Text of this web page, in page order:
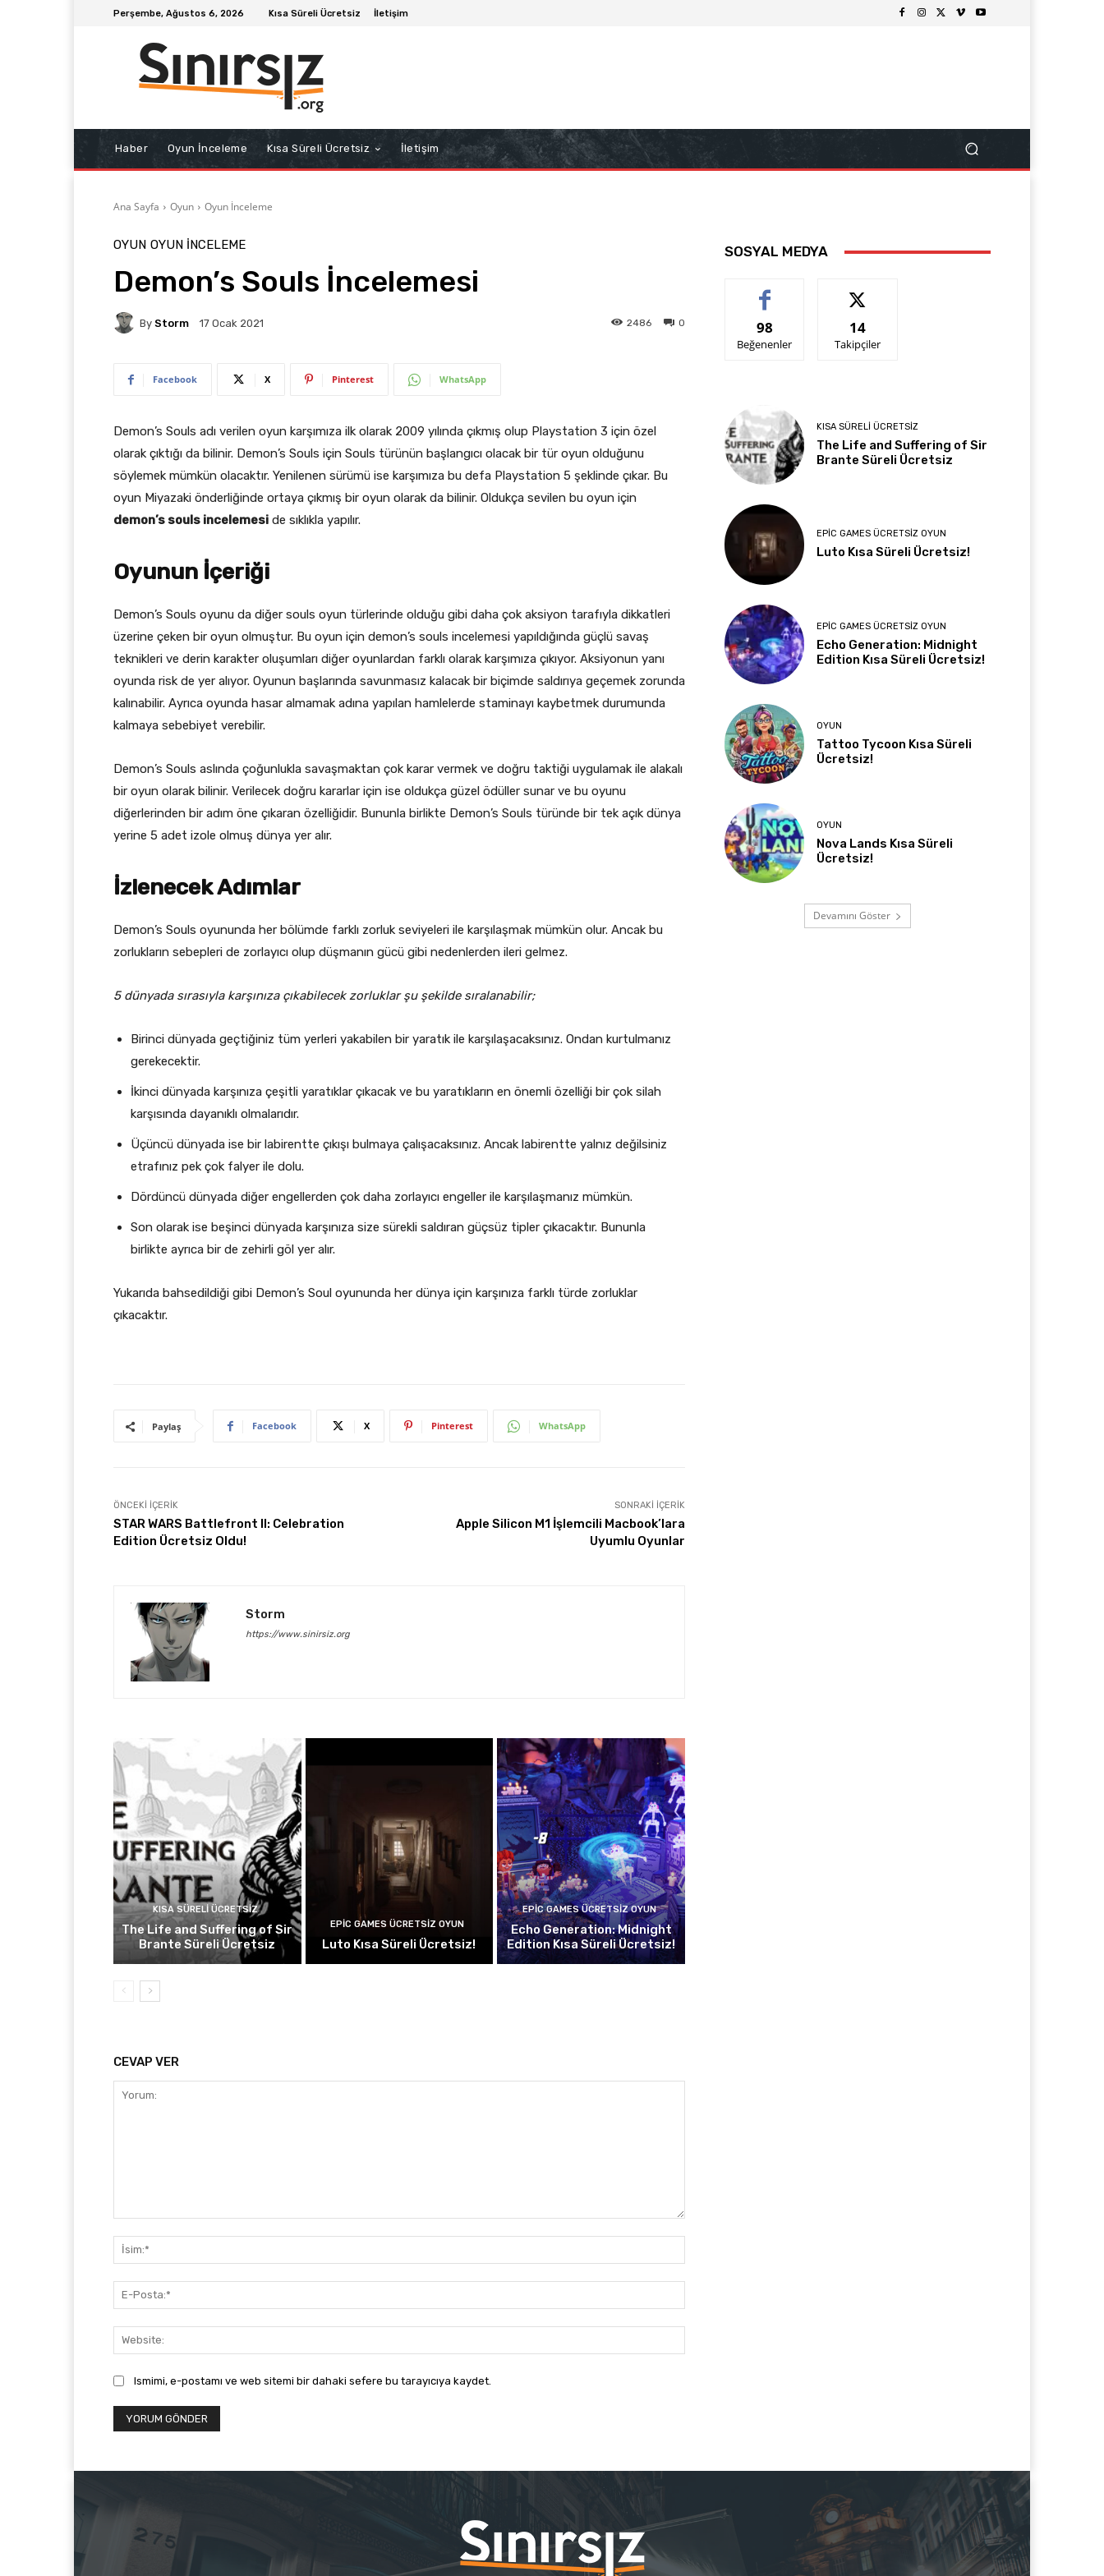
Perşembe, Ağustos 6, 2026 Kısa Süreli Ücretsiz İletişim
Haber Oyun İnceleme Kısa Süreli Ücretsiz İletişim
Ana Sayfa Oyun Oyun İnceleme
OYUN OYUN İNCELEME
Demon’s Souls İncelemesi
By Storm 17 Ocak 2021 0
2486
Facebook X Pinterest WhatsApp
Demon’s Souls adı verilen oyun karşımıza ilk olarak 2009 yılında çıkmış olup Playstation 3 için özel
olarak çıktığı da bilinir. Demon’s Souls için Souls türünün başlangıcı olacak bir tür oyun olduğunu
söylemek mümkün olacaktır. Yenilenen sürümü ise karşımıza bu defa Playstation 5 şeklinde çıkar. Bu
oyun Miyazaki önderliğinde ortaya çıkmış bir oyun olarak da bilinir. Oldukça sevilen bu oyun için
demon’s souls incelemesi de sıklıkla yapılır.
Oyunun İçeriği
Demon’s Souls oyunu da diğer souls oyun türlerinde olduğu gibi daha çok aksiyon tarafıyla dikkatleri
üzerine çeken bir oyun olmuştur. Bu oyun için demon’s souls incelemesi yapıldığında güçlü savaş
teknikleri ve derin karakter oluşumları diğer oyunlardan farklı olarak karşımıza çıkıyor. Aksiyonun yanı
oyunda risk de yer alıyor. Oyunun başlarında savunmasız kalacak bir biçimde saldırıya geçemek zorunda
kalınabilir. Ayrıca oyunda hasar almamak adına yapılan hamlelerde staminayı kaybetmek durumunda
kalmaya sebebiyet verebilir.
Demon’s Souls aslında çoğunlukla savaşmaktan çok karar vermek ve doğru taktiği uygulamak ile alakalı
bir oyun olarak bilinir. Verilecek doğru kararlar için ise oldukça güzel ödüller sunar ve bu oyunu
diğerlerinden bir adım öne çıkaran özelliğidir. Bununla birlikte Demon’s Souls türünde bir tek açık dünya
yerine 5 adet izole olmuş dünya yer alır.
İzlenecek Adımlar
Demon’s Souls oyununda her bölümde farklı zorluk seviyeleri ile karşılaşmak mümkün olur. Ancak bu
zorlukların sebepleri de zorlayıcı olup düşmanın gücü gibi nedenlerden ileri gelmez.
5 dünyada sırasıyla karşınıza çıkabilecek zorluklar şu şekilde sıralanabilir;
Birinci dünyada geçtiğiniz tüm yerleri yakabilen bir yaratık ile karşılaşacaksınız. Ondan kurtulmanız
gerekecektir.
İkinci dünyada karşınıza çeşitli yaratıklar çıkacak ve bu yaratıkların en önemli özelliği bir çok silah
karşısında dayanıklı olmalarıdır.
Üçüncü dünyada ise bir labirentte çıkışı bulmaya çalışacaksınız. Ancak labirentte yalnız değilsiniz
etrafınız pek çok falyer ile dolu.
Dördüncü dünyada diğer engellerden çok daha zorlayıcı engeller ile karşılaşmanız mümkün.
Son olarak ise beşinci dünyada karşınıza size sürekli saldıran güçsüz tipler çıkacaktır. Bununla
birlikte ayrıca bir de zehirli göl yer alır.
Yukarıda bahsedildiği gibi Demon’s Soul oyununda her dünya için karşınıza farklı türde zorluklar
çıkacaktır.
Paylaş Facebook X Pinterest WhatsApp
ÖNCEKI İÇERIK
STAR WARS Battlefront II: Celebration
Edition Ücretsiz Oldu!
SONRAKI İÇERIK
Apple Silicon M1 İşlemcili Macbook’lara
Uyumlu Oyunlar
Storm
https://www.sinirsiz.org
KISA SÜRELI ÜCRETSIZ
The Life and Suffering of Sir
Brante Süreli Ücretsiz
EPIC GAMES ÜCRETSIZ OYUN
Luto Kısa Süreli Ücretsiz!
EPIC GAMES ÜCRETSIZ OYUN
Echo Generation: Midnight
Edition Kısa Süreli Ücretsiz!
CEVAP VER
Posta:*
Ismimi, e-postamı ve web sitemi bir dahaki sefere bu tarayıcıya kaydet.
SOSYAL MEDYA
98
Beğenenler
14
Takipçiler
KISA SÜRELI ÜCRETSIZ
The Life and Suffering of Sir
Brante Süreli Ücretsiz
EPIC GAMES ÜCRETSIZ OYUN
Luto Kısa Süreli Ücretsiz!
EPIC GAMES ÜCRETSIZ OYUN
Echo Generation: Midnight
Edition Kısa Süreli Ücretsiz!
OYUN
Tattoo Tycoon Kısa Süreli
Ücretsiz!
OYUN
Nova Lands Kısa Süreli
Ücretsiz!
Devamını Göster